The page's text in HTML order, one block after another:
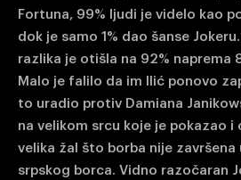
Fortuna, 99% ljudi je videlo kao
dok je samo 1% dao šanse
razlika je otišla na 92% naprema
Malo je falilo da im Ilić ponovo
to uradio protiv Damiana
na velikom srcu koje je pokazao
velika žal što borba nije
srpskog borca. Vidno razočaran